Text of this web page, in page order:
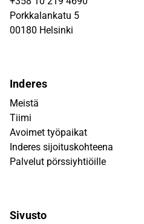
Porkkalankatu 5
00180 Helsinki
Inderes
Meistä
Tiimi
Avoimet työpaikat
Inderes sijoituskohteena
Palvelut pörssiyhtiöille
Sivusto